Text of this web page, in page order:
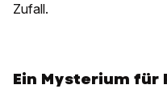
Zufall.
Ein Mysterium für